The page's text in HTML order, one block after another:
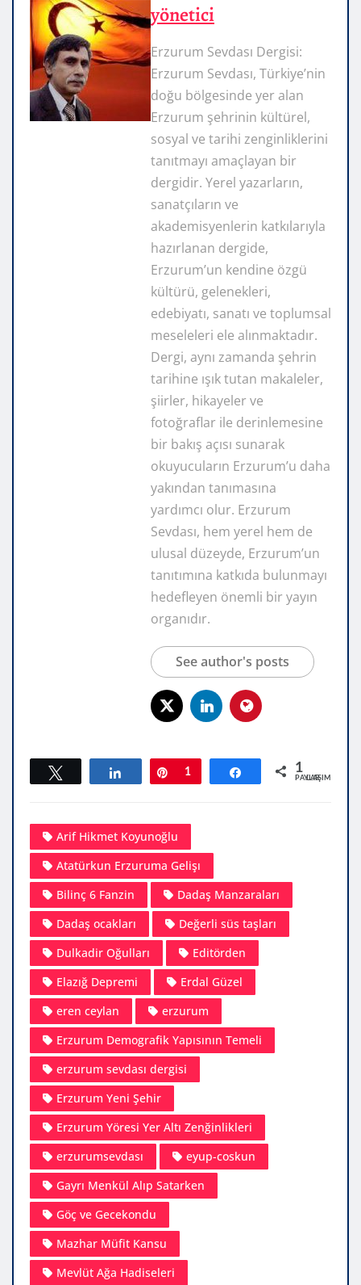
yönetici
Erzurum Sevdası Dergisi:
Erzurum Sevdası, Türkiye’nin
doğu bölgesinde yer alan
Erzurum şehrinin kültürel,
sosyal ve tarihi zenginliklerini
tanıtmayı amaçlayan bir
dergidir. Yerel yazarların,
sanatçıların ve
akademisyenlerin katkılarıyla
hazırlanan dergide,
Erzurum’un kendine özgü
kültürü, gelenekleri,
edebiyatı, sanatı ve toplumsal
meseleleri ele alınmaktadır.
Dergi, aynı zamanda şehrin
tarihine ışık tutan makaleler,
şiirler, hikayeler ve
fotoğraflar ile derinlemesine
bir bakış açısı sunarak
okuyucuların Erzurum’u daha
yakından tanımasına
yardımcı olur. Erzurum
Sevdası, hem yerel hem de
ulusal düzeyde, Erzurum’un
tanıtımına katkıda bulunmayı
hedefleyen önemli bir yayın
organıdır.
See author's posts
Tweetle Paylaş Pin
1 Paylaş 1
PAYLAŞIMLAR
Arif Hikmet Koyunoğlu
Atatürkun Erzuruma Gelişı
Bilinç 6 Fanzin
Dadaş Manzaraları
Dadaş ocakları
Değerli süs taşları
Dulkadir Oğulları
Editörden
Elazığ Depremi
Erdal Güzel
eren ceylan
erzurum
Erzurum Demografik Yapısının Temeli
erzurum sevdası dergisi
Erzurum Yeni Şehir
Erzurum Yöresi Yer Altı Zenğinlikleri
erzurumsevdası
eyup-coskun
Gayrı Menkül Alıp Satarken
Göç ve Gecekondu
Mazhar Müfit Kansu
Mevlüt Ağa Hadiseleri